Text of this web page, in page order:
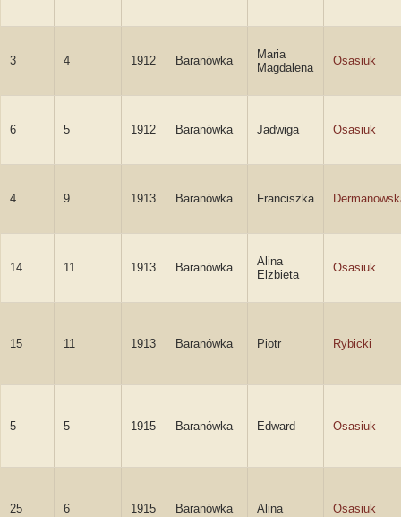
3 4 1912 Baranówka
Maria
Magdalena
Osasiuk
6 5 1912 Baranówka Jadwiga Osasiuk
4 9 1913 Baranówka Franciszka
14 11 1913 Baranówka
Alina
Elżbieta
Osasiuk
15 11 1913 Baranówka Piotr Rybicki
5 5 1915 Baranówka Edward Osasiuk
25 6 1915 Baranówka Alina Osasiuk